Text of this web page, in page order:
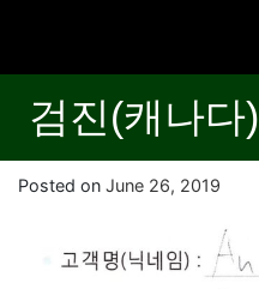
검진(캐나다)
Posted on June 26, 2019